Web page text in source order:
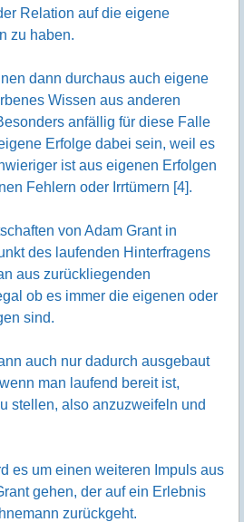
Relation auf die eigene
zu haben.
dann durchaus auch eigene
Wissen aus anderen
anfällig für diese Falle
Erfolge dabei sein, weil es
ist aus eigenen Erfolgen
Fehlern oder Irrtümern [4].
von Adam Grant in
des laufenden Hinterfragens
aus zurückliegenden
ob es immer die eigenen oder
sind.
auch nur dadurch ausgebaut
man laufend bereit ist,
stellen, also anzuzweifeln und
es um einen weiteren Impuls aus
gehen, der auf ein Erlebnis
zurückgeht.